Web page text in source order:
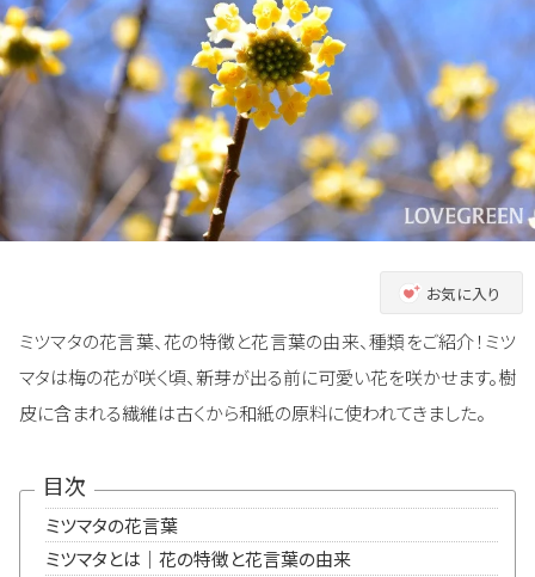
お気に入り
ミツマタの花言葉、花の特徴と花言葉の由来、種類をご紹介！ミツ
マタは梅の花が咲く頃、新芽が出る前に可愛い花を咲かせます。樹
皮に含まれる繊維は古くから和紙の原料に使われてきました。
目次
ミツマタの花言葉
ミツマタとは｜花の特徴と花言葉の由来